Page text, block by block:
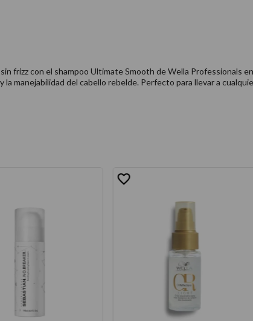
frizz con el shampoo Ultimate Smooth de Wella Professionals
manejabilidad del cabello rebelde. Perfecto para llevar a